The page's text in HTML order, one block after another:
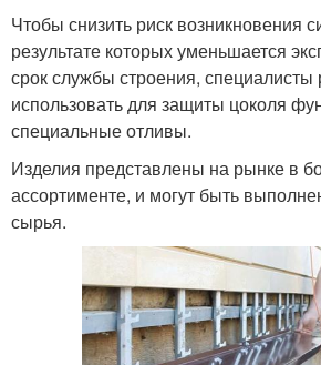
Чтобы снизить риск возникновения
результате которых уменьшается
срок службы строения,
использовать для защиты цоколя
специальные отливы.
Изделия представлены на рынке в
ассортименте, и могут быть
сырья.